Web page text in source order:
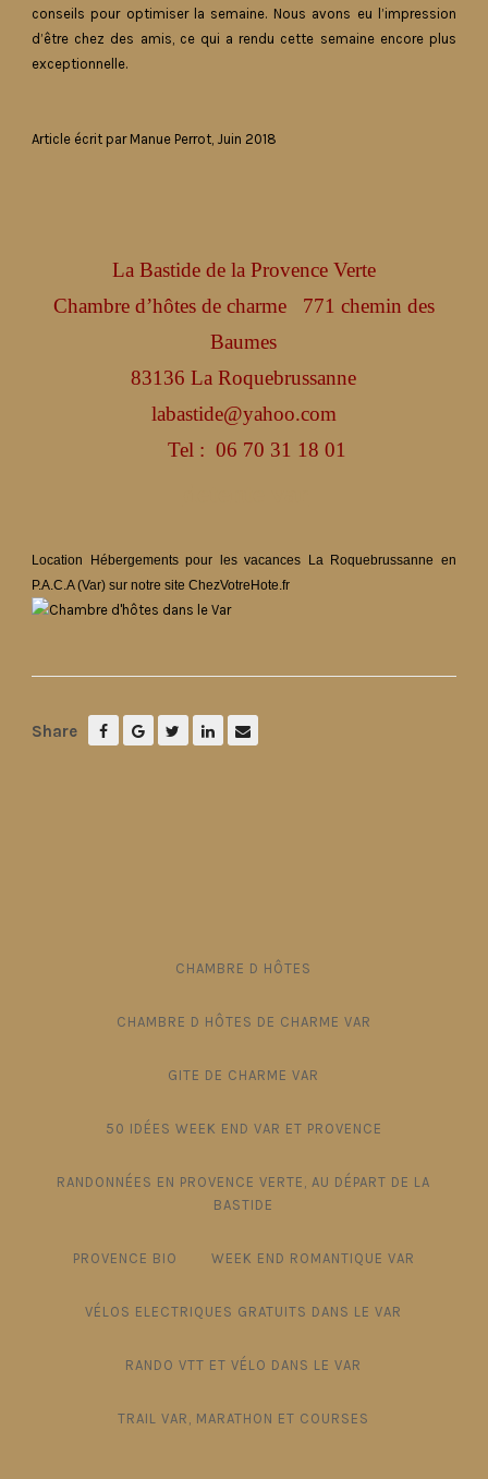
conseils pour optimiser la semaine. Nous avons eu l’impression
d’être chez des amis, ce qui a rendu cette semaine encore plus
exceptionnelle.
Article écrit par Manue Perrot, Juin 2018
La Bastide de la Provence Verte
Chambre d’hôtes de charme
771 chemin des
Baumes
83136 La Roquebrussanne
labastide@yahoo.com
Tel :06 70 31 18 01
Location Hébergements pour les vacances La Roquebrussanne en
P.A.C.A (Var) sur notre site ChezVotreHote.fr
Share
CHAMBRE D HÔTES
CHAMBRE D HÔTES DE CHARME VAR
GITE DE CHARME VAR
50 IDÉES WEEK END VAR ET PROVENCE
RANDONNÉES EN PROVENCE VERTE, AU DÉPART DE LA
BASTIDE
PROVENCE BIO WEEK END ROMANTIQUE VAR
VÉLOS ELECTRIQUES GRATUITS DANS LE VAR
RANDO VTT ET VÉLO DANS LE VAR
TRAIL VAR, MARATHON ET COURSES